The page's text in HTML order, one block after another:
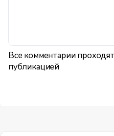
Все комментарии
публикацией